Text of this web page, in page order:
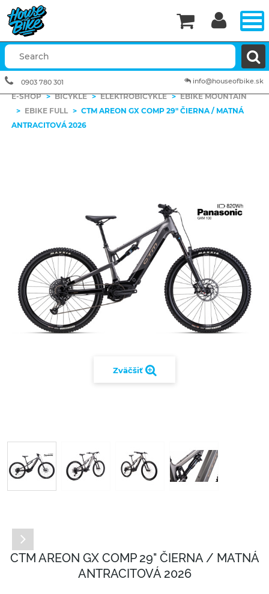
E-SHOP > BICYKLE > ELEKTROBICYKLE > EBIKE MOUNTAIN
> EBIKE FULL > CTM AREON GX COMP 29" ČIERNA / MATNÁ
ANTRACITOVÁ 2026
Zväčšiť
CTM AREON GX COMP 29" ČIERNA / MATNÁ
ANTRACITOVÁ 2026


info@houseofbike.sk
0903 780 301